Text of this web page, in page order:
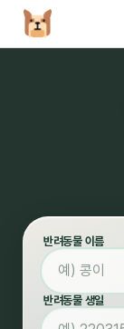
반려동물 이름
반려동물 생일